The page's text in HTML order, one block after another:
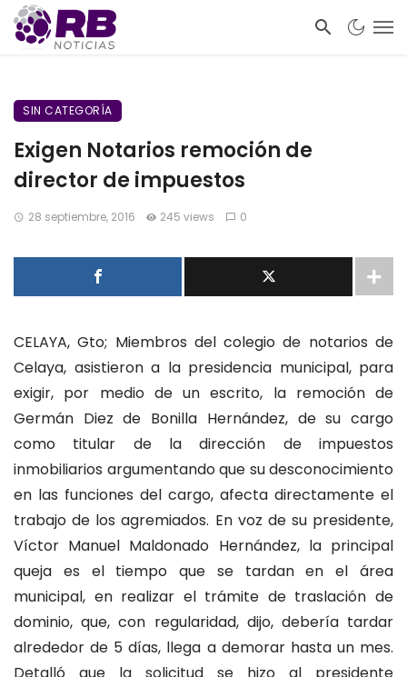
SIN CATEGORÍA
Exigen Notarios remoción de
director de impuestos
28 septiembre, 2016 245 views 0
CELAYA, Gto; Miembros del colegio de notarios de
Celaya, asistieron a la presidencia municipal, para
exigir, por medio de un escrito, la remoción de
Germán Diez de Bonilla Hernández, de su cargo
como titular de la dirección de impuestos
inmobiliarios argumentando que su desconocimiento
en las funciones del cargo, afecta directamente el
trabajo de los agremiados. En voz de su presidente,
Víctor Manuel Maldonado Hernández, la principal
queja es el tiempo que se tardan en el área
municipal, en realizar el trámite de traslación de
dominio, que, con regularidad, dijo, debería tardar
alrededor de 5 días, llega a demorar hasta un mes.